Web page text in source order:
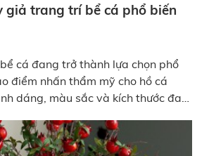
giả trang trí bể cá phổ biến
cá đang trở thành lựa chọn phổ
điểm nhấn thẩm mỹ cho hồ cá
dáng, màu sắc và kích thước đa
cá mà còn giúp người chơi cá cảnh
và sắp xếp hồ cá theo sở thích